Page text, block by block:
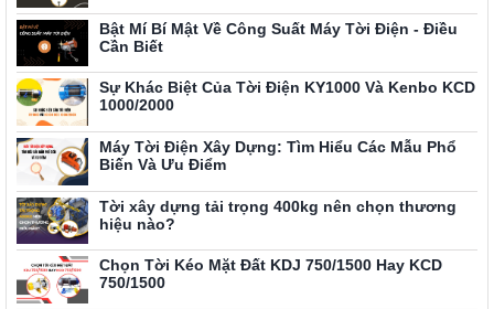
Bật Mí Bí Mật Về Công Suất Máy Tời Điện - Điều
Cần Biết
Sự Khác Biệt Của Tời Điện KY1000 Và Kenbo KCD
1000/2000
Máy Tời Điện Xây Dựng: Tìm Hiểu Các Mẫu Phổ
Biến Và Ưu Điểm
Tời xây dựng tải trọng 400kg nên chọn thương
hiệu nào?
Chọn Tời Kéo Mặt Đất KDJ 750/1500 Hay KCD
750/1500